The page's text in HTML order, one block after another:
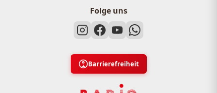
Folge uns
Barrierefreiheit